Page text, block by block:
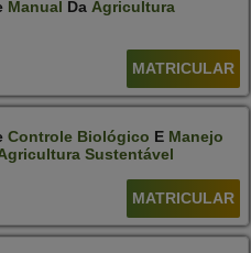
Manual Da Agricultura
MATRICULAR
Controle Biológico E Manejo
Sustentável
MATRICULAR